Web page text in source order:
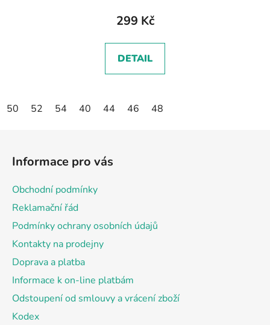
299 Kč
DETAIL
50 52 54 40 44 46 48
Informace pro vás
Obchodní podmínky
Reklamační řád
Podmínky ochrany osobních údajů
Kontakty na prodejny
Doprava a platba
Informace k on-line platbám
Odstoupení od smlouvy a vrácení zboží
Kodex